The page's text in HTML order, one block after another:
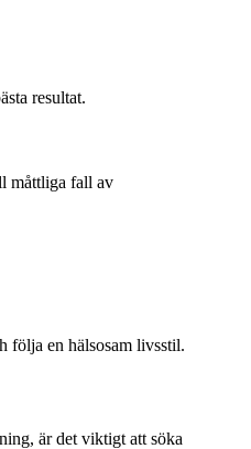
resultat.
måttliga fall av
följa en hälsosam livsstil.
är det viktigt att söka